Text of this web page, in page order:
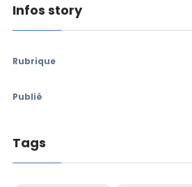
Infos story
Rubrique
Publié
Tags